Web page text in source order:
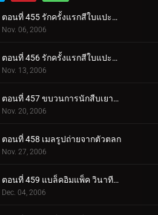
ตอนที่ 455 รักครั้งแรกสีใบแปะก๊วย (ตอนแรก)
Nov. 06, 2006
ตอนที่ 456 รักครั้งแรกสีใบแปะก๊วย (ตอนจบ)
Nov. 13, 2006
ตอนที่ 457 ขบวนการนักสืบเยาวชนกับหนอนแก้วสี่พี่น้อง
Nov. 20, 2006
ตอนที่ 458 เมลรูปถ่ายจากตัวตลก
Nov. 27, 2006
ตอนที่ 459 แบล็คอิมแพ็ค วินาทีที่อยู่ในเงื้อมมือองค์กร (ตอนพิเศษ ตอนแรก) ยอดนักสืบจิ๋วโคนัน เดอะ.
Dec. 04, 2006